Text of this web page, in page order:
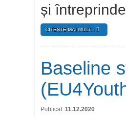
și
CITEŞTE MAI MULT...
Baseline
Publicat: 11.12.2020